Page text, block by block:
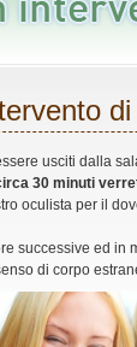
usciti dalla
30 minuti
oculista per il
successive ed in
di corpo